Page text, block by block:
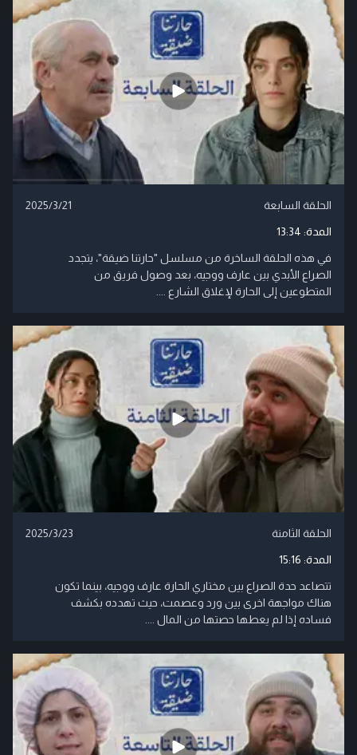
الحلقة السابعة 2025/3/21
المدة: 13:34
في هذه الحلقة الساخرة من مسلسل "حارتنا ضيقة"، يتجدد
الصراع الأبدي بين عارف ووجيه، بعد وصول فريق من
المتطوعين إلى الحارة لإغلاق الشارع ....
الحلقة الثامنة 2025/3/23
المدة: 15:16
تتصاعد حدة الصراع بين مختاري الحارة عارف ووجيه، بينما تكون
هناك مواجهة اخرى بين ورد وعصمت، حيث تهدده بكشف
فساده إذا لم يعطها حصتها من المال ....